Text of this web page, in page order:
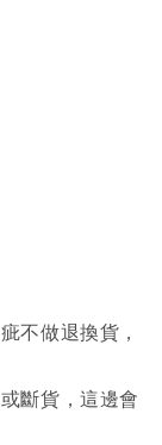
不做退換貨，
斷貨，這邊會